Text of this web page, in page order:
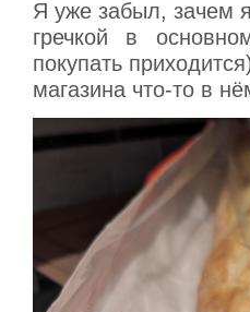
Я уже забыл, зачем
гречкой в
покупать
магазина что-то в